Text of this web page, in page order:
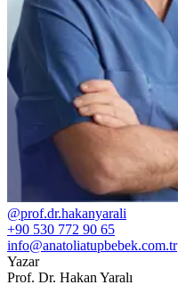
@prof.dr.hakanyarali
+90 530 772 90 65
info@anatoliatupbebek.com.tr
Yazar
Prof. Dr. Hakan Yaralı